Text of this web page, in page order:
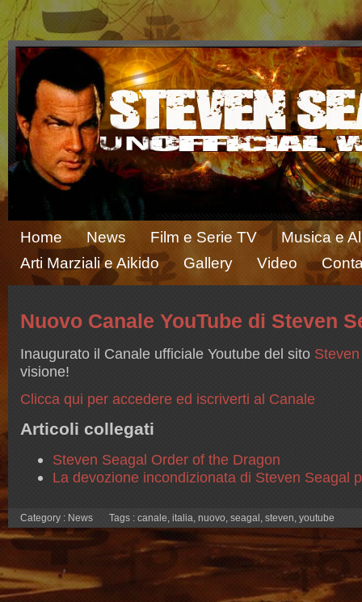
Home News Film e Serie TV
Musica e
Arti Marziali e Aikido
Gallery Video
Nuovo Canale YouTube di Steven
Inaugurato il Canale ufficiale Youtube del sito
visione!
Clicca qui per accedere ed iscriverti al Canale
Articoli collegati
Steven Seagal Order of the Dragon
La devozione incondizionata di Steven Seagal
Category : News Tags : canale, italia, nuovo, seagal , steven, youtube